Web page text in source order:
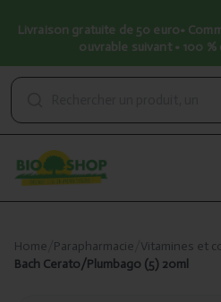
Livraison gratuite de 50 euro•
ouvrable suivant • 100
Home Parapharmacie Vitamines et
Bach Cerato/Plumbago (5) 20ml